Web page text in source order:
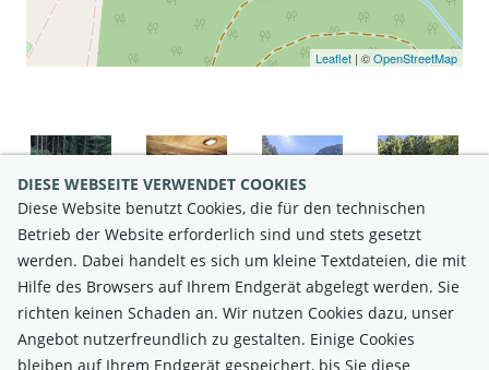
Leaflet | ©OpenStreetMap
ZUR BEWERBUNG
DIESE WEBSEITE VERWENDET COOKIES
Diese Website benutzt Cookies, die für den technischen
Betrieb der Website erforderlich sind und stets gesetzt
werden. Dabei handelt es sich um kleine Textdateien, die mit
Hilfe des Browsers auf Ihrem Endgerät abgelegt werden. Sie
richten keinen Schaden an. Wir nutzen Cookies dazu, unser
Angebot nutzerfreundlich zu gestalten. Einige Cookies
bleiben auf Ihrem Endgerät gespeichert, bis Sie diese